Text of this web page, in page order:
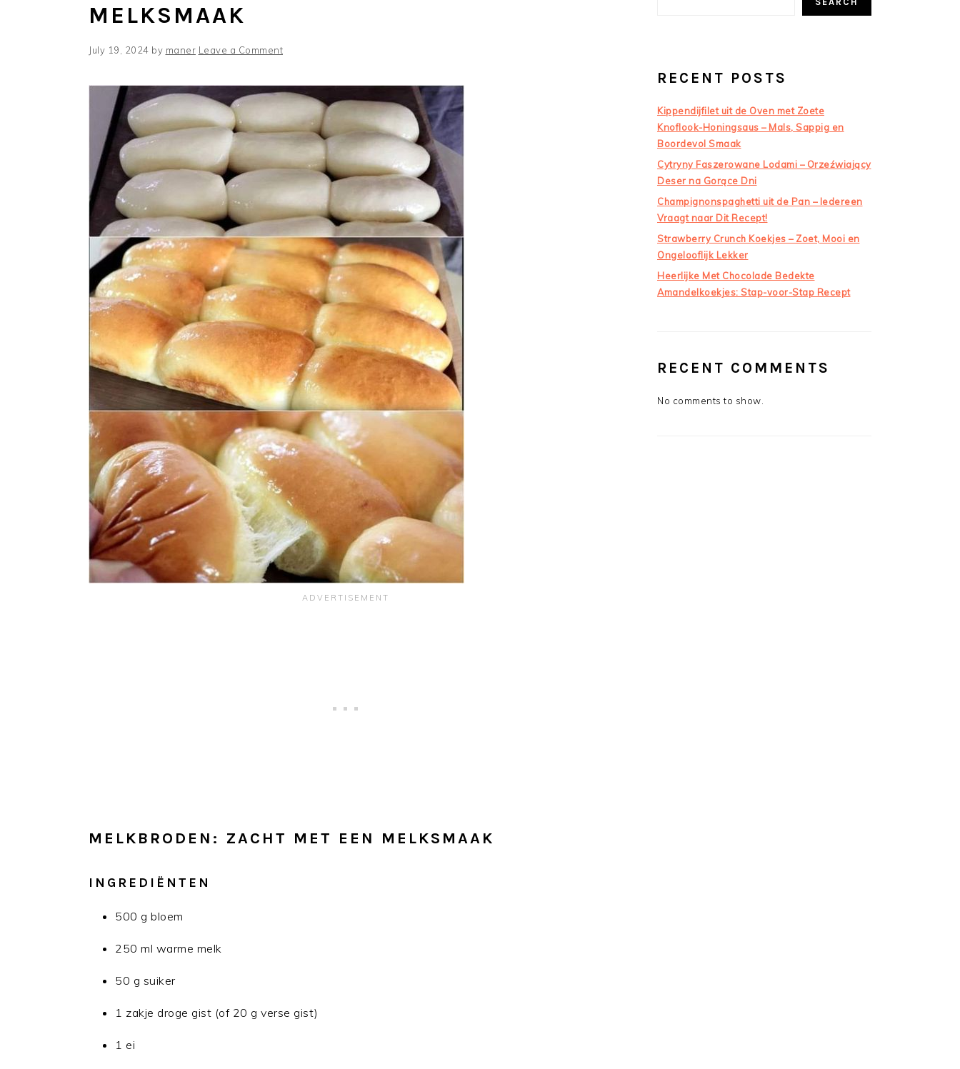
MELKSMAAK
July 19, 2024 by maner Leave a Comment
MELKBRODEN: ZACHT MET EEN MELKSMAAK
INGREDIËNTEN
500 g bloem
250 ml warme melk
50 g suiker
1 zakje droge gist (of 20 g verse gist)
1 ei
RECENT POSTS
Kippendijfilet uit de Oven met Zoete
Knoflook-Honingsaus – Mals, Sappig en
Boordevol Smaak
Cytryny Faszerowane Lodami – Orzeźwiający
Deser na Gorące Dni
Champignonspaghetti uit de Pan – Iedereen
Vraagt naar Dit Recept!
Strawberry Crunch Koekjes – Zoet, Mooi en
Ongelooflijk Lekker
Heerlijke Met Chocolade Bedekte
Amandelkoekjes: Stap-voor-Stap Recept
RECENT COMMENTS
No comments to show.